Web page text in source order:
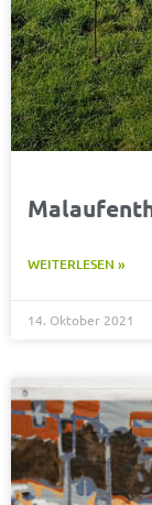
WEITERLESEN »
14. Oktober 2021